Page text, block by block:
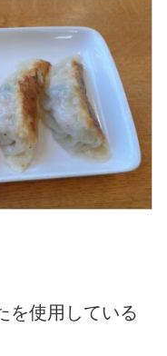
を使用している